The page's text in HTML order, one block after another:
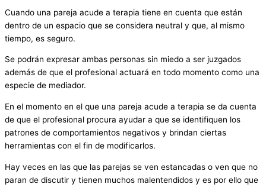
Cuando una pareja acude a terapia tiene en cuenta que están
dentro de un espacio que se considera neutral y que, al mismo
tiempo, es seguro.
Se podrán expresar ambas personas sin miedo a ser juzgados
además de que el profesional actuará en todo momento como una
especie de mediador.
En el momento en el que una pareja acude a terapia se da cuenta
de que el profesional procura ayudar a que se identifiquen los
patrones de comportamientos negativos y brindan ciertas
herramientas con el fin de modificarlos.
Hay veces en las que las parejas se ven estancadas o ven que no
paran de discutir y tienen muchos malentendidos y es por ello que